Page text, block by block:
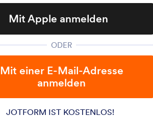
Mit Apple anmelden
ODER
Mit einer E-Mail-Adresse
anmelden
JOTFORM IST KOSTENLOS!